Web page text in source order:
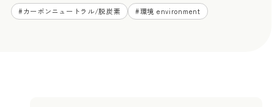
#カーボンニュートラル/脱炭素 #環境 environment